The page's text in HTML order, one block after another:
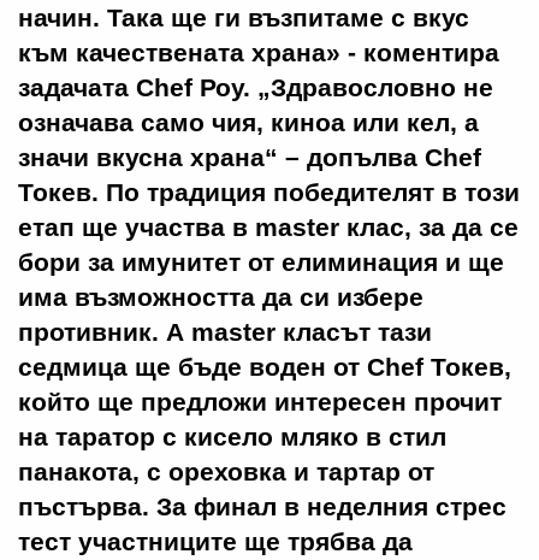
начин. Така ще ги възпитаме с вкус
към качествената храна» - коментира
задачата Chef Роу. „Здравословно не
означава само чия, киноа или кел, а
значи вкусна храна“ – допълва Chef
Токев. По традиция победителят в този
етап ще участва в master клас, за да се
бори за имунитет от елиминация и ще
има възможността да си избере
противник. А master класът тази
седмица ще бъде воден от Chef Токев,
който ще предложи интересен прочит
на таратор с кисело мляко в стил
панакота, с ореховка и тартар от
пъстърва. За финал в неделния стрес
тест участниците ще трябва да